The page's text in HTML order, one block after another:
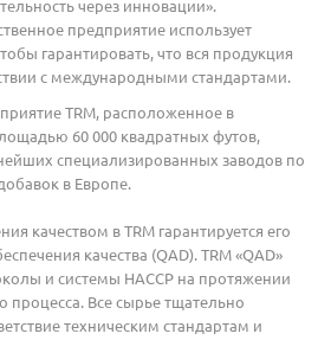
через инновации».
предприятие использует
гарантировать, что вся продукция
с международными стандартами.
TRM, расположенное в
60 000 квадратных футов,
специализированных заводов по
в Европе.
качеством в TRM гарантируется его
качества (QAD). TRM «QAD»
и системы HACCP на протяжении
процесса. Все сырье тщательно
техническим стандартам и